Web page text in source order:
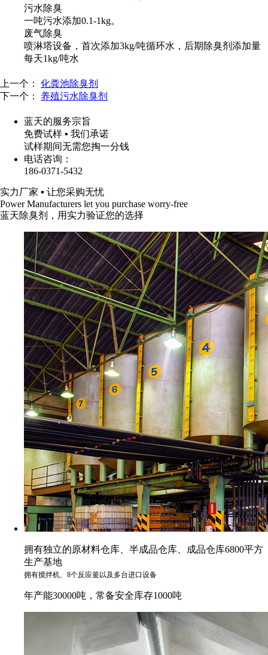
污水除臭
一吨污水添加0.1-1kg。
废气除臭
喷淋塔设备，首次添加3kg/吨循环水，后期除臭剂添加量
每天1kg/吨水
上一个：
化粪池除臭剂
下一个：
养殖污水除臭剂
蓝天的服务宗旨
免费试样 ▪ 我们承诺
试样期间无需您掏一分钱
电话咨询：
186-0371-5432
实力厂家 ▪ 让您采购无忧
Power Manufacturers let you purchase worry-free
蓝天除臭剂，用实力验证您的选择
拥有独立的原材料仓库、半成品仓库、成品仓库6800平方
生产基地
拥有搅拌机、8个反应釜以及多台进口设备
年产能30000吨，常备安全库存1000吨